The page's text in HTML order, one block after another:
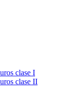
clase I
clase II